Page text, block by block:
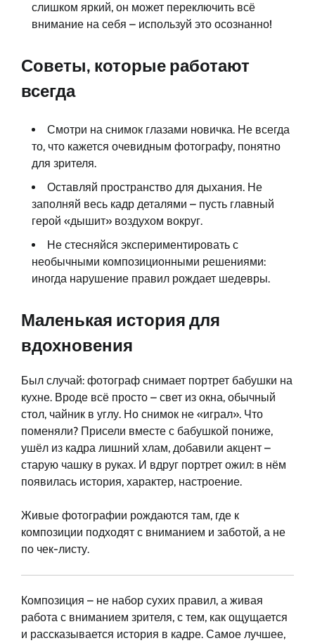
слишком яркий, он может переключить всё
внимание на себя – используй это осознанно!
Советы, которые работают
всегда
Смотри на снимок глазами новичка. Не всегда
то, что кажется очевидным фотографу, понятно
для зрителя.
Оставляй пространство для дыхания. Не
заполняй весь кадр деталями – пусть главный
герой «дышит» воздухом вокруг.
Не стесняйся экспериментировать с
необычными композиционными решениями:
иногда нарушение правил рождает шедевры.
Маленькая история для
вдохновения
Был случай: фотограф снимает портрет бабушки на
кухне. Вроде всё просто – свет из окна, обычный
стол, чайник в углу. Но снимок не «играл». Что
поменяли? Присели вместе с бабушкой пониже,
ушёл из кадра лишний хлам, добавили акцент –
старую чашку в руках. И вдруг портрет ожил: в нём
появилась история, характер, настроение.
Живые фотографии рождаются там, где к
композиции подходят с вниманием и заботой, а не
по чек-листу.
Композиция – не набор сухих правил, а живая
работа с вниманием зрителя, с тем, как ощущается
и рассказывается история в кадре. Самое лучшее,